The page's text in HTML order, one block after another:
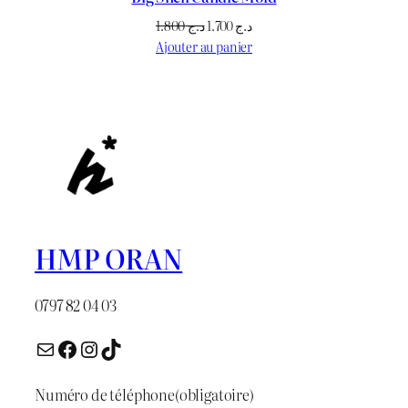
د.ج1.800
Le
prix
د.ج1.700
Le
prix
Ajouter au panier
HMP ORAN
0797 82 04 03
E-mail Facebook InstagramTikTok
Numéro de téléphone(obligatoire)